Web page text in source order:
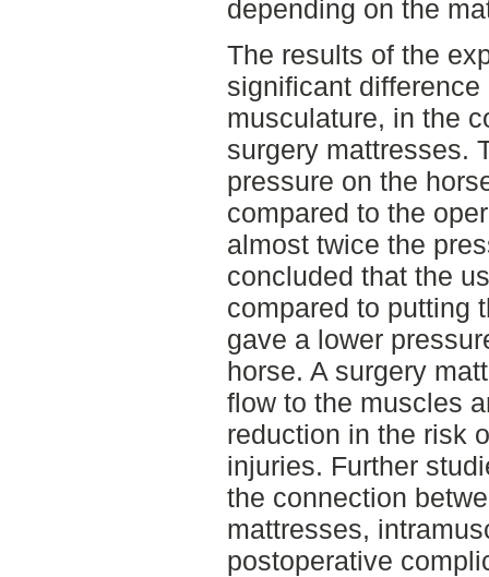
depending on the
The results of the
significant difference
musculature, in the
surgery mattresses.
pressure on the
compared to the
almost twice the
concluded that the
compared to putting
gave a lower
horse. A surgery
flow to the muscles
reduction in the risk
injuries. Further
the connection
mattresses,
postoperative